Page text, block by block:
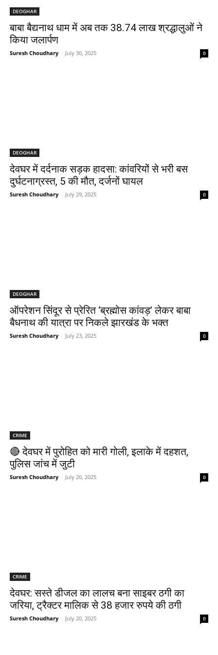
DEOGHAR
बाबा बैद्यनाथ धाम में अब तक 38.74 लाख श्रद्धालुओं ने
किया जलार्पण
Suresh Choudhary - July 30, 2025 0
DEOGHAR
देवघर में दर्दनाक सड़क हादसा: कांवरियों से भरी बस
दुर्घटनाग्रस्त, 5 की मौत, दर्जनों घायल
Suresh Choudhary - July 29, 2025 0
DEOGHAR
ऑपरेशन सिंदूर से प्रेरित ‘ब्रह्मोस कांवड़’ लेकर बाबा
बैधनाथ की यात्रा पर निकले झारखंड के भक्त
Suresh Choudhary - July 23, 2025 0
CRIME
🔴 देवघर में पुरोहित को मारी गोली, इलाके में दहशत,
पुलिस जांच में जुटी
Suresh Choudhary - July 20, 2025 0
CRIME
देवघर: सस्ते डीजल का लालच बना साइबर ठगी का
जरिया, ट्रैक्टर मालिक से 38 हजार रुपये की ठगी
Suresh Choudhary - July 20, 2025 0